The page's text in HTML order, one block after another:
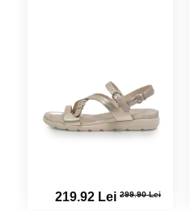
219.92 Lei 299.90 Lei